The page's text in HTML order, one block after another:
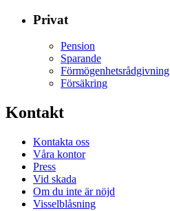
Privat
Pension
Sparande
Förmögenhetsrådgivning
Försäkring
Kontakt
Kontakta oss
Våra kontor
Press
Vid skada
Om du inte är nöjd
Visselblåsning